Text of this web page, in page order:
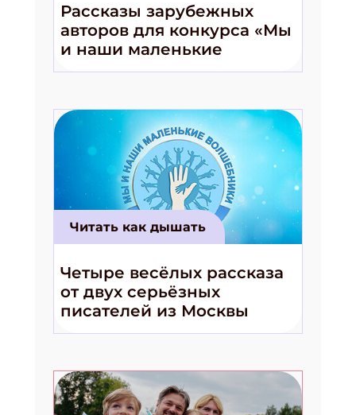
Рассказы зарубежных
авторов для конкурса «Мы
и наши маленькие
волшебники!»
Читать как дышать
Четыре весёлых рассказа
от двух серьёзных
писателей из Москвы